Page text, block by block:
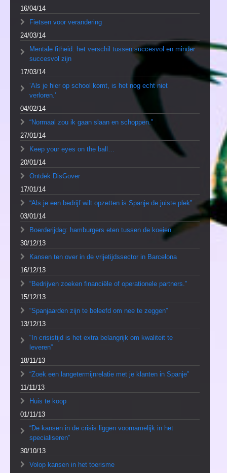
16/04/14
Fietsen voor verandering
24/03/14
Mentale fitheid: het verschil tussen succesvol en minder
succesvol zijn
17/03/14
‘Als je hier op school komt, is het nog echt niet
verloren.’
04/02/14
“Normaal zou ik gaan slaan en schoppen.”
27/01/14
Keep your eyes on the ball…
20/01/14
Ontdek DisGover
17/01/14
“Als je een bedrijf wilt opzetten is Spanje de juiste plek”
03/01/14
Boerderijdag: hamburgers eten tussen de koeien
30/12/13
Kansen ten over in de vrijetijdssector in Barcelona
16/12/13
“Bedrijven zoeken financiële of operationele partners.”
15/12/13
“Spanjaarden zijn te beleefd om nee te zeggen”
13/12/13
“In crisistijd is het extra belangrijk om kwaliteit te
leveren”
18/11/13
“Zoek een langetermijnrelatie met je klanten in Spanje”
11/11/13
Huis te koop
01/11/13
“De kansen in de crisis liggen voornamelijk in het
specialiseren”
30/10/13
Volop kansen in het toerisme